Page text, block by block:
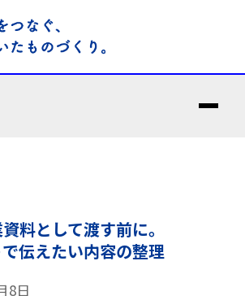
料として渡す前に。
伝えたい内容の整理
8日